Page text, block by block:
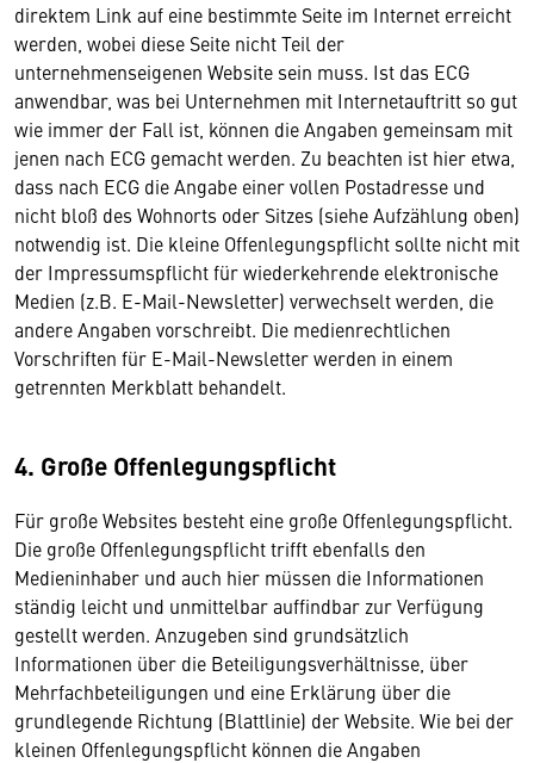
direktem Link auf eine bestimmte Seite im Internet erreicht
werden, wobei diese Seite nicht Teil der
unternehmenseigenen Website sein muss. Ist das ECG
anwendbar, was bei Unternehmen mit Internetauftritt so gut
wie immer der Fall ist, können die Angaben gemeinsam mit
jenen nach ECG gemacht werden. Zu beachten ist hier etwa,
dass nach ECG die Angabe einer vollen Postadresse und
nicht bloß des Wohnorts oder Sitzes (siehe Aufzählung oben)
notwendig ist. Die kleine Offenlegungspflicht sollte nicht mit
der Impressumspflicht für wiederkehrende elektronische
Medien (z.B. E-Mail-Newsletter) verwechselt werden, die
andere Angaben vorschreibt. Die medienrechtlichen
Vorschriften für E-Mail-Newsletter werden in einem
getrennten Merkblatt behandelt.
4. Große Offenlegungspflicht
Für große Websites besteht eine große Offenlegungspflicht.
Die große Offenlegungspflicht trifft ebenfalls den
Medieninhaber und auch hier müssen die Informationen
ständig leicht und unmittelbar auffindbar zur Verfügung
gestellt werden. Anzugeben sind grundsätzlich
Informationen über die Beteiligungsverhältnisse, über
Mehrfachbeteiligungen und eine Erklärung über die
grundlegende Richtung (Blattlinie) der Website. Wie bei der
kleinen Offenlegungspflicht können die Angaben